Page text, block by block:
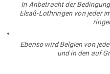
In Anbe­tracht der
Elsaß-Loth­ringen von jeder
Ebenso wird Belgien von
und in den auf